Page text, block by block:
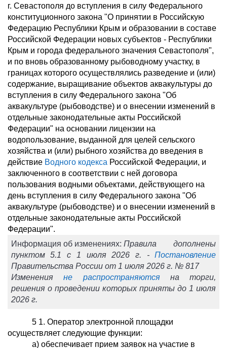
г. Севастополя до вступления в силу Федерального
конституционного закона "О принятии в Российскую
Федерацию Республики Крым и образовании в составе
Российской Федерации новых субъектов - Республики
Крым и города федерального значения Севастополя",
и по вновь образованному рыбоводному участку, в
границах которого осуществлялись разведение и (или)
содержание, выращивание объектов аквакультуры до
вступления в силу Федерального закона "Об
аквакультуре (рыбоводстве) и о внесении изменений в
отдельные законодательные акты Российской
Федерации" на основании лицензии на
водопользование, выданной для целей сельского
хозяйства и (или) рыбного хозяйства до введения в
действие Водного кодекса Российской Федерации, и
заключенного в соответствии с ней договора
пользования водными объектами, действующего на
день вступления в силу Федерального закона "Об
аквакультуре (рыбоводстве) и о внесении изменений в
отдельные законодательные акты Российской
Федерации".
Информация об изменениях: Правила дополнены
пунктом 5.1 с 1 июля 2026 г. -Постановление
Правительства России от 1 июля 2026 г. № 817
Измененияне распространяютсяна торги,
решения о проведении которых приняты до 1 июля
2026 г.
5 1. Оператор электронной площадки
осуществляет следующие функции:
а) обеспечивает прием заявок на участие в